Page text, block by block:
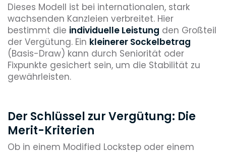
Dieses Modell ist bei internationalen, stark
wachsenden Kanzleien verbreitet. Hier
bestimmt die individuelle Leistung den Großteil
der Vergütung. Ein kleinerer Sockelbetrag
(Basis-Draw) kann durch Seniorität oder
Fixpunkte gesichert sein, um die Stabilität zu
gewährleisten.
Der Schlüssel zur Vergütung: Die
Merit-Kriterien
Ob in einem Modified Lockstep oder einem